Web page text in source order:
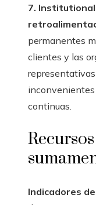
7.
permanentes
clientes y las
inconvenientes
continuas.
Indicadores